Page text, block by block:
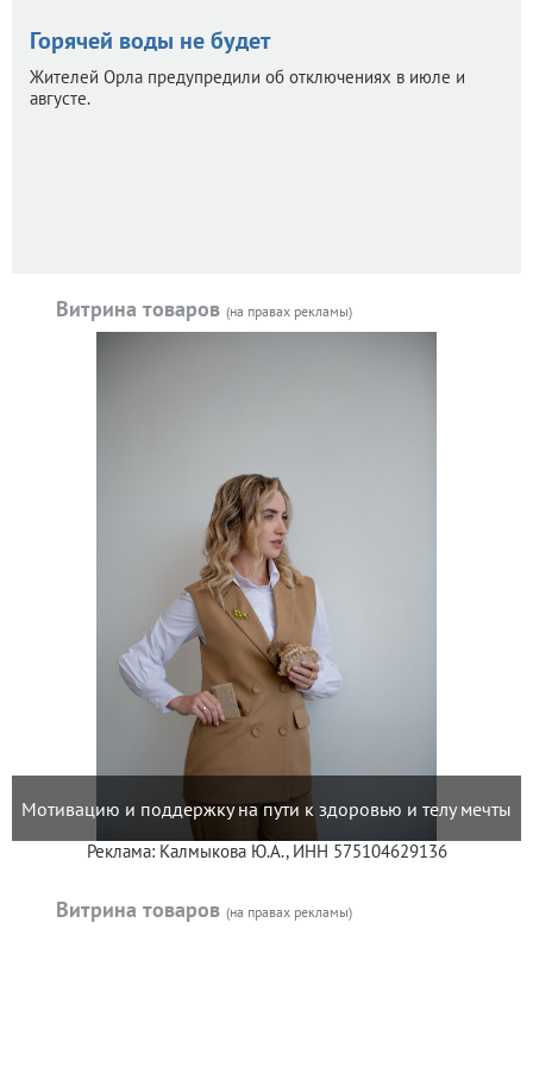
Горячей воды не будет
Жителей Орла предупредили об отключениях в июле и
августе.
Витрина товаров (на правах рекламы)
Мотивацию и поддержку на пути к здоровью и телу мечты
Реклама: Калмыкова Ю.А., ИНН 575104629136
Витрина товаров (на правах рекламы)